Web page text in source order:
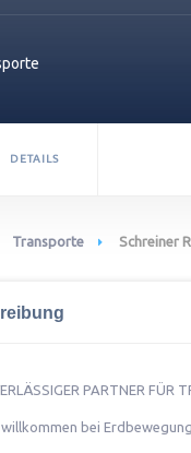
DETAILS
Transporte Schreiner
PARTNER FÜR
bei